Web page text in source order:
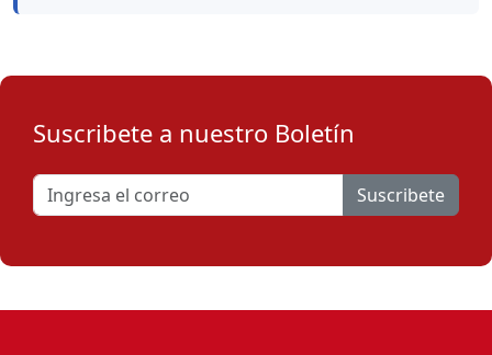
Suscribete a nuestro Boletín
Suscribete